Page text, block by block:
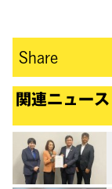
Share
関連ニュース